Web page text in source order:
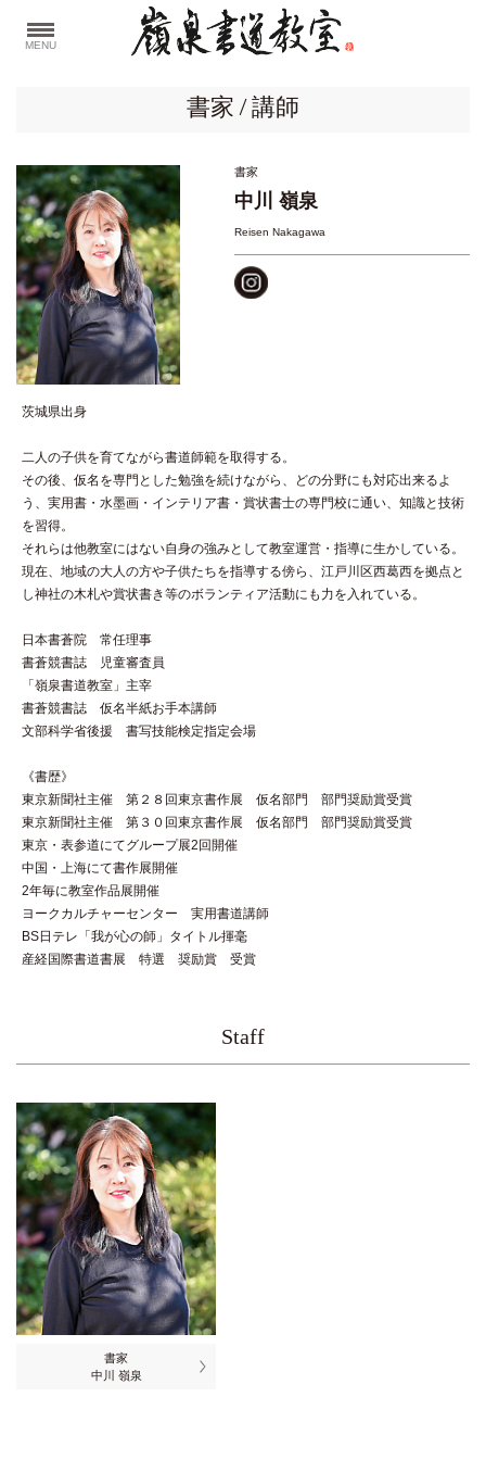
MENU
書家 / 講師
書家
中川 嶺泉
Reisen Nakagawa
茨城県出身
二人の子供を育てながら書道師範を取得する。
その後、仮名を専門とした勉強を続けながら、どの分野にも対応出来るよ
う、実用書・水墨画・インテリア書・賞状書士の専門校に通い、知識と技術
を習得。
それらは他教室にはない自身の強みとして教室運営・指導に生かしている。
現在、地域の大人の方や子供たちを指導する傍ら、江戸川区西葛西を拠点と
し神社の木札や賞状書き等のボランティア活動にも力を入れている。
日本書蒼院 常任理事
書蒼競書誌 児童審査員
「嶺泉書道教室」主宰
書蒼競書誌 仮名半紙お手本講師
文部科学省後援 書写技能検定指定会場
《書歴》
東京新聞社主催 第２８回東京書作展 仮名部門 部門奨励賞受賞
東京新聞社主催 第３０回東京書作展 仮名部門 部門奨励賞受賞
東京・表参道にてグループ展2回開催
中国・上海にて書作展開催
2年毎に教室作品展開催
ヨークカルチャーセンター 実用書道講師
BS日テレ「我が心の師」タイトル揮毫
産経国際書道書展 特選 奨励賞 受賞
Staff
書家
中川 嶺泉